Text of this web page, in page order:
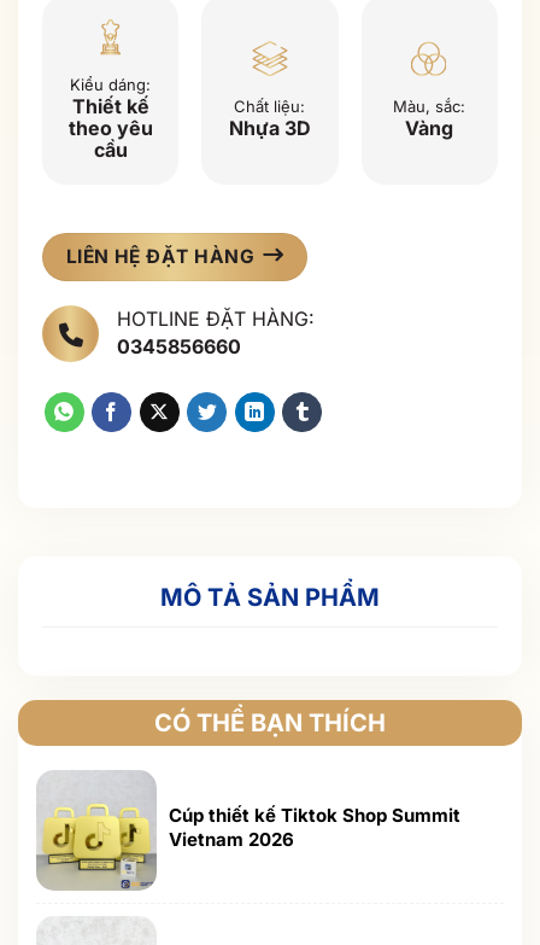
Kiểu dáng:
Thiết kế
theo yêu
cầu
Chất liệu:
Nhựa 3D
Màu, sắc:
Vàng
LIÊN HỆ ĐẶT HÀNG
HOTLINE ĐẶT HÀNG:
0345856660
MÔ TẢ SẢN PHẨM
CÓ THỂ BẠN THÍCH
Cúp thiết kế Tiktok Shop Summit
Vietnam 2026